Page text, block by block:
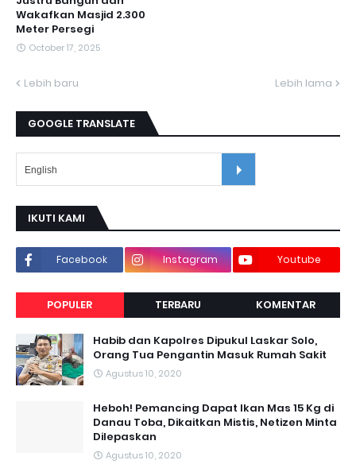
Wakafkan Masjid 2.300
Meter Persegi
October 17, 2025
Lebih baru Lebih lama
GOOGLE TRANSLATE
IKUTI KAMI
Facebook Instagram Youtube
POPULER TERBARU KOMENTAR
Habib dan Kapolres Dipukul Laskar Solo,
Orang Tua Pengantin Masuk Rumah Sakit
Agustus 10, 2020
Heboh! Pemancing Dapat Ikan Mas 15 Kg di
Danau Toba, Dikaitkan Mistis, Netizen Minta
Dilepaskan
Agustus 10, 2020